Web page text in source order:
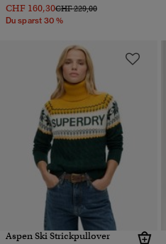
CHF 160,30Preis wurde reduziert von
CHF 229,00bis
Du sparst 30 %
Aspen Ski Strickpullover